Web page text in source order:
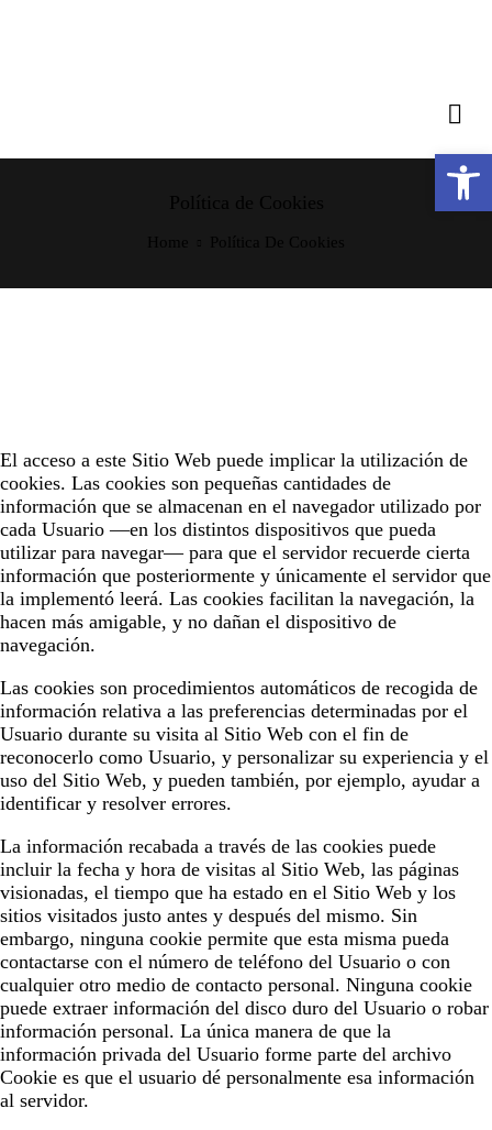
El acceso a este Sitio Web puede implicar la utilización de
cookies. Las cookies son pequeñas cantidades de
información que se almacenan en el navegador utilizado por
cada Usuario —en los distintos dispositivos que pueda
utilizar para navegar— para que el servidor recuerde cierta
información que posteriormente y únicamente el servidor que
la implementó leerá. Las cookies facilitan la navegación, la
hacen más amigable, y no dañan el dispositivo de
navegación.
Las cookies son procedimientos automáticos de recogida de
información relativa a las preferencias determinadas por el
Usuario durante su visita al Sitio Web con el fin de
reconocerlo como Usuario, y personalizar su experiencia y el
uso del Sitio Web, y pueden también, por ejemplo, ayudar a
identificar y resolver errores.
La información recabada a través de las cookies puede
incluir la fecha y hora de visitas al Sitio Web, las páginas
visionadas, el tiempo que ha estado en el Sitio Web y los
sitios visitados justo antes y después del mismo. Sin
embargo, ninguna cookie permite que esta misma pueda
contactarse con el número de teléfono del Usuario o con
cualquier otro medio de contacto personal. Ninguna cookie
puede extraer información del disco duro del Usuario o robar
información personal. La única manera de que la
información privada del Usuario forme parte del archivo
Cookie es que el usuario dé personalmente esa información
al servidor.
Abrir barra de herramientas